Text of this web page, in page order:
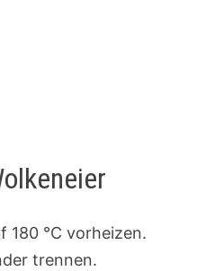
180 °C vorheizen.
trennen.